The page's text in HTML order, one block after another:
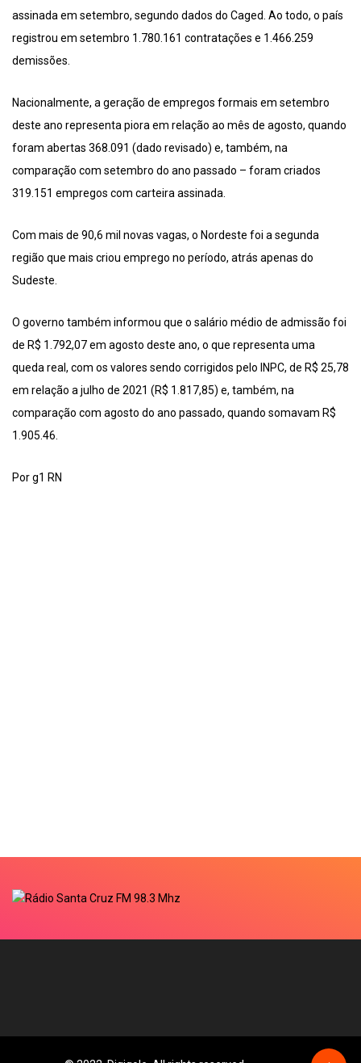
assinada em setembro, segundo dados do Caged. Ao todo, o país
registrou em setembro 1.780.161 contratações e 1.466.259
demissões.
Nacionalmente, a geração de empregos formais em setembro
deste ano representa piora em relação ao mês de agosto, quando
foram abertas 368.091 (dado revisado) e, também, na
comparação com setembro do ano passado – foram criados
319.151 empregos com carteira assinada.
Com mais de 90,6 mil novas vagas, o Nordeste foi a segunda
região que mais criou emprego no período, atrás apenas do
Sudeste.
O governo também informou que o salário médio de admissão foi
de R$ 1.792,07 em agosto deste ano, o que representa uma
queda real, com os valores sendo corrigidos pelo INPC, de R$ 25,78
em relação a julho de 2021 (R$ 1.817,85) e, também, na
comparação com agosto do ano passado, quando somavam R$
1.905.46.
Por g1 RN